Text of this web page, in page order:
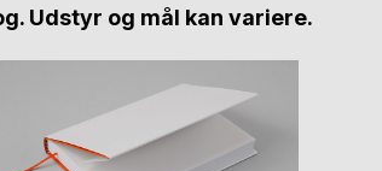
Udstyr og mål kan variere.